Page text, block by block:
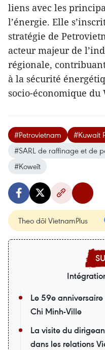
liens avec les
l’énergie. Elle
stratégie de
acteur majeur de
régionale,
à la sécurité
socio-économique du
#Petrovietnam
#Kuwait
#SARL de raffinage et de
#Koweït
Theo dõi VietnamPlus
Le 59e
Chi Minh-Ville
La visite du
dans les relations